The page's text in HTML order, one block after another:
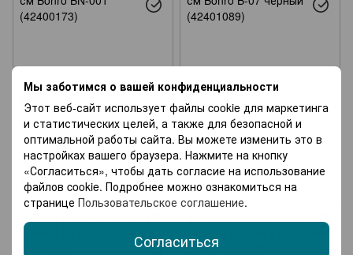
Мы заботимся о вашей конфиденциальности
Этот веб-сайт использует файлы cookie для маркетинга
и статистических целей, а также для безопасной и
оптимальной работы сайта. Вы можете изменить это в
настройках вашего браузера. Нажмите на кнопку
«Согласиться», чтобы дать согласие на использование
файлов cookie. Подробнее можно ознакомиться на
странице Пользовательское соглашение.
Согласиться
Артикул: 42400173
Стол письменный
металлический лофт 100 см
Bonro BN-001 (42400173)
1 354 грн
1
Артикул: 42401089
Геймерский игровой
компьютерный стол 120 см
Bonro B-07 черный (42401089)
2 171 грн